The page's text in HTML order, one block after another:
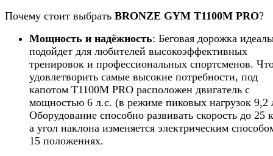
Почему стоит выбрать BRONZE GYM T1100M PRO?
Мощность и надёжность: Беговая дорожка
подойдет для любителей высокоэффективных
тренировок и профессиональных спортсменов.
удовлетворить самые высокие потребности, под
капотом T1100M PRO расположен двигатель с
мощностью 6 л.с. (в режиме пиковых нагрузок 9,2
Оборудование способно развивать скорость до 25
а угол наклона изменяется электрическим
15 положениях.